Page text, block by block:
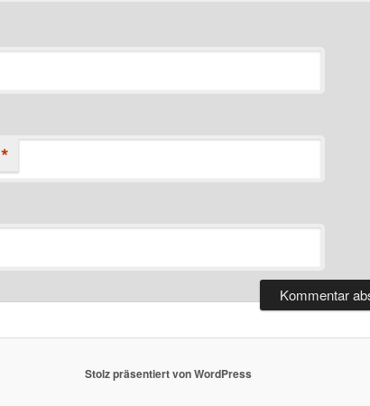
*
Stolz präsentiert von WordPress